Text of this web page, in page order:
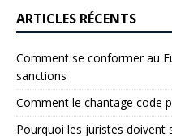
ARTICLES RÉCENTS
Comment se conformer au
sanctions
Comment le chantage code
Pourquoi les juristes doivent